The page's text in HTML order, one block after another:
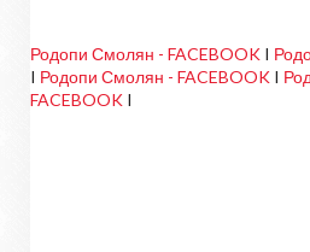
Родопи Смолян - FACEBOOK I
I Родопи Смолян - FACEBOOK I
FACEBOOK I